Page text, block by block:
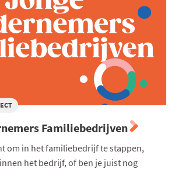
Familiebedrijven
om in het familiebedrijf te stappen,
het bedrijf, of ben je juist nog